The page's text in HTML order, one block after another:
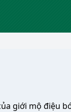
giới mộ điệu